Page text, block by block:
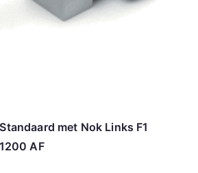
met Nok Links F1
AF